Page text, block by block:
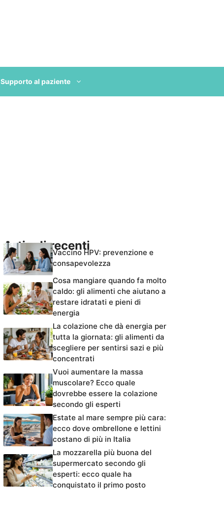
Supporto al paziente
Articoli recentiVaccino HPV: prevenzione e
consapevolezza
Cosa mangiare quando fa molto
caldo: gli alimenti che aiutano a
restare idratati e pieni di
energia
La colazione che dà energia per
tutta la giornata: gli alimenti da
scegliere per sentirsi sazi e più
concentrati
Vuoi aumentare la massa
muscolare? Ecco quale
dovrebbe essere la colazione
secondo gli esperti
Estate al mare sempre più cara:
ecco dove ombrellone e lettini
costano di più in Italia
La mozzarella più buona del
supermercato secondo gli
esperti: ecco quale ha
conquistato il primo posto